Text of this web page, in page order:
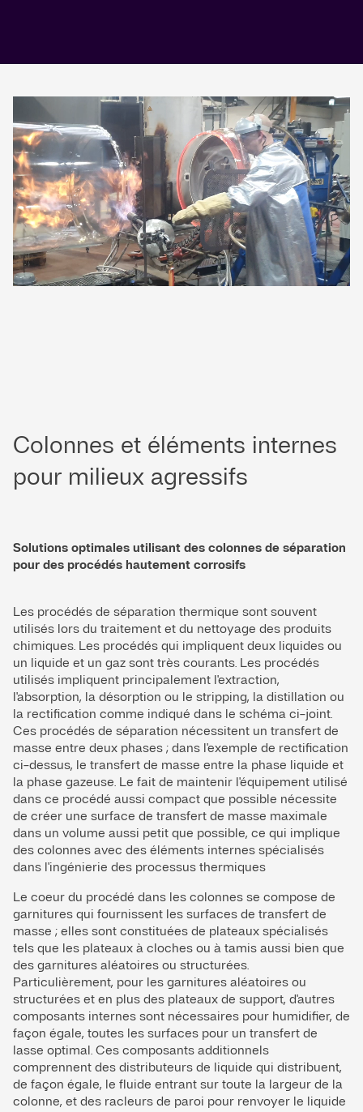
Colonnes et éléments internes
pour milieux agressifs
Solutions optimales utilisant des colonnes de séparation
pour des procédés hautement corrosifs
Les procédés de séparation thermique sont souvent
utilisés lors du traitement et du nettoyage des produits
chimiques. Les procédés qui impliquent deux liquides ou
un liquide et un gaz sont très courants. Les procédés
utilisés impliquent principalement l'extraction,
l'absorption, la désorption ou le stripping, la distillation ou
la rectification comme indiqué dans le schéma ci-joint.
Ces procédés de séparation nécessitent un transfert de
masse entre deux phases ; dans l'exemple de rectification
ci-dessus, le transfert de masse entre la phase liquide et
la phase gazeuse. Le fait de maintenir l'équipement utilisé
dans ce procédé aussi compact que possible nécessite
de créer une surface de transfert de masse maximale
dans un volume aussi petit que possible, ce qui implique
des colonnes avec des éléments internes spécialisés
dans l'ingénierie des processus thermiques
Le coeur du procédé dans les colonnes se compose de
garnitures qui fournissent les surfaces de transfert de
masse ; elles sont constituées de plateaux spécialisés
tels que les plateaux à cloches ou à tamis aussi bien que
des garnitures aléatoires ou structurées.
Particulièrement, pour les garnitures aléatoires ou
structurées et en plus des plateaux de support, d'autres
composants internes sont nécessaires pour humidifier, de
façon égale, toutes les surfaces pour un transfert de
lasse optimal. Ces composants additionnels
comprennent des distributeurs de liquide qui distribuent,
de façon égale, le fluide entrant sur toute la largeur de la
colonne, et des racleurs de paroi pour renvoyer le liquide